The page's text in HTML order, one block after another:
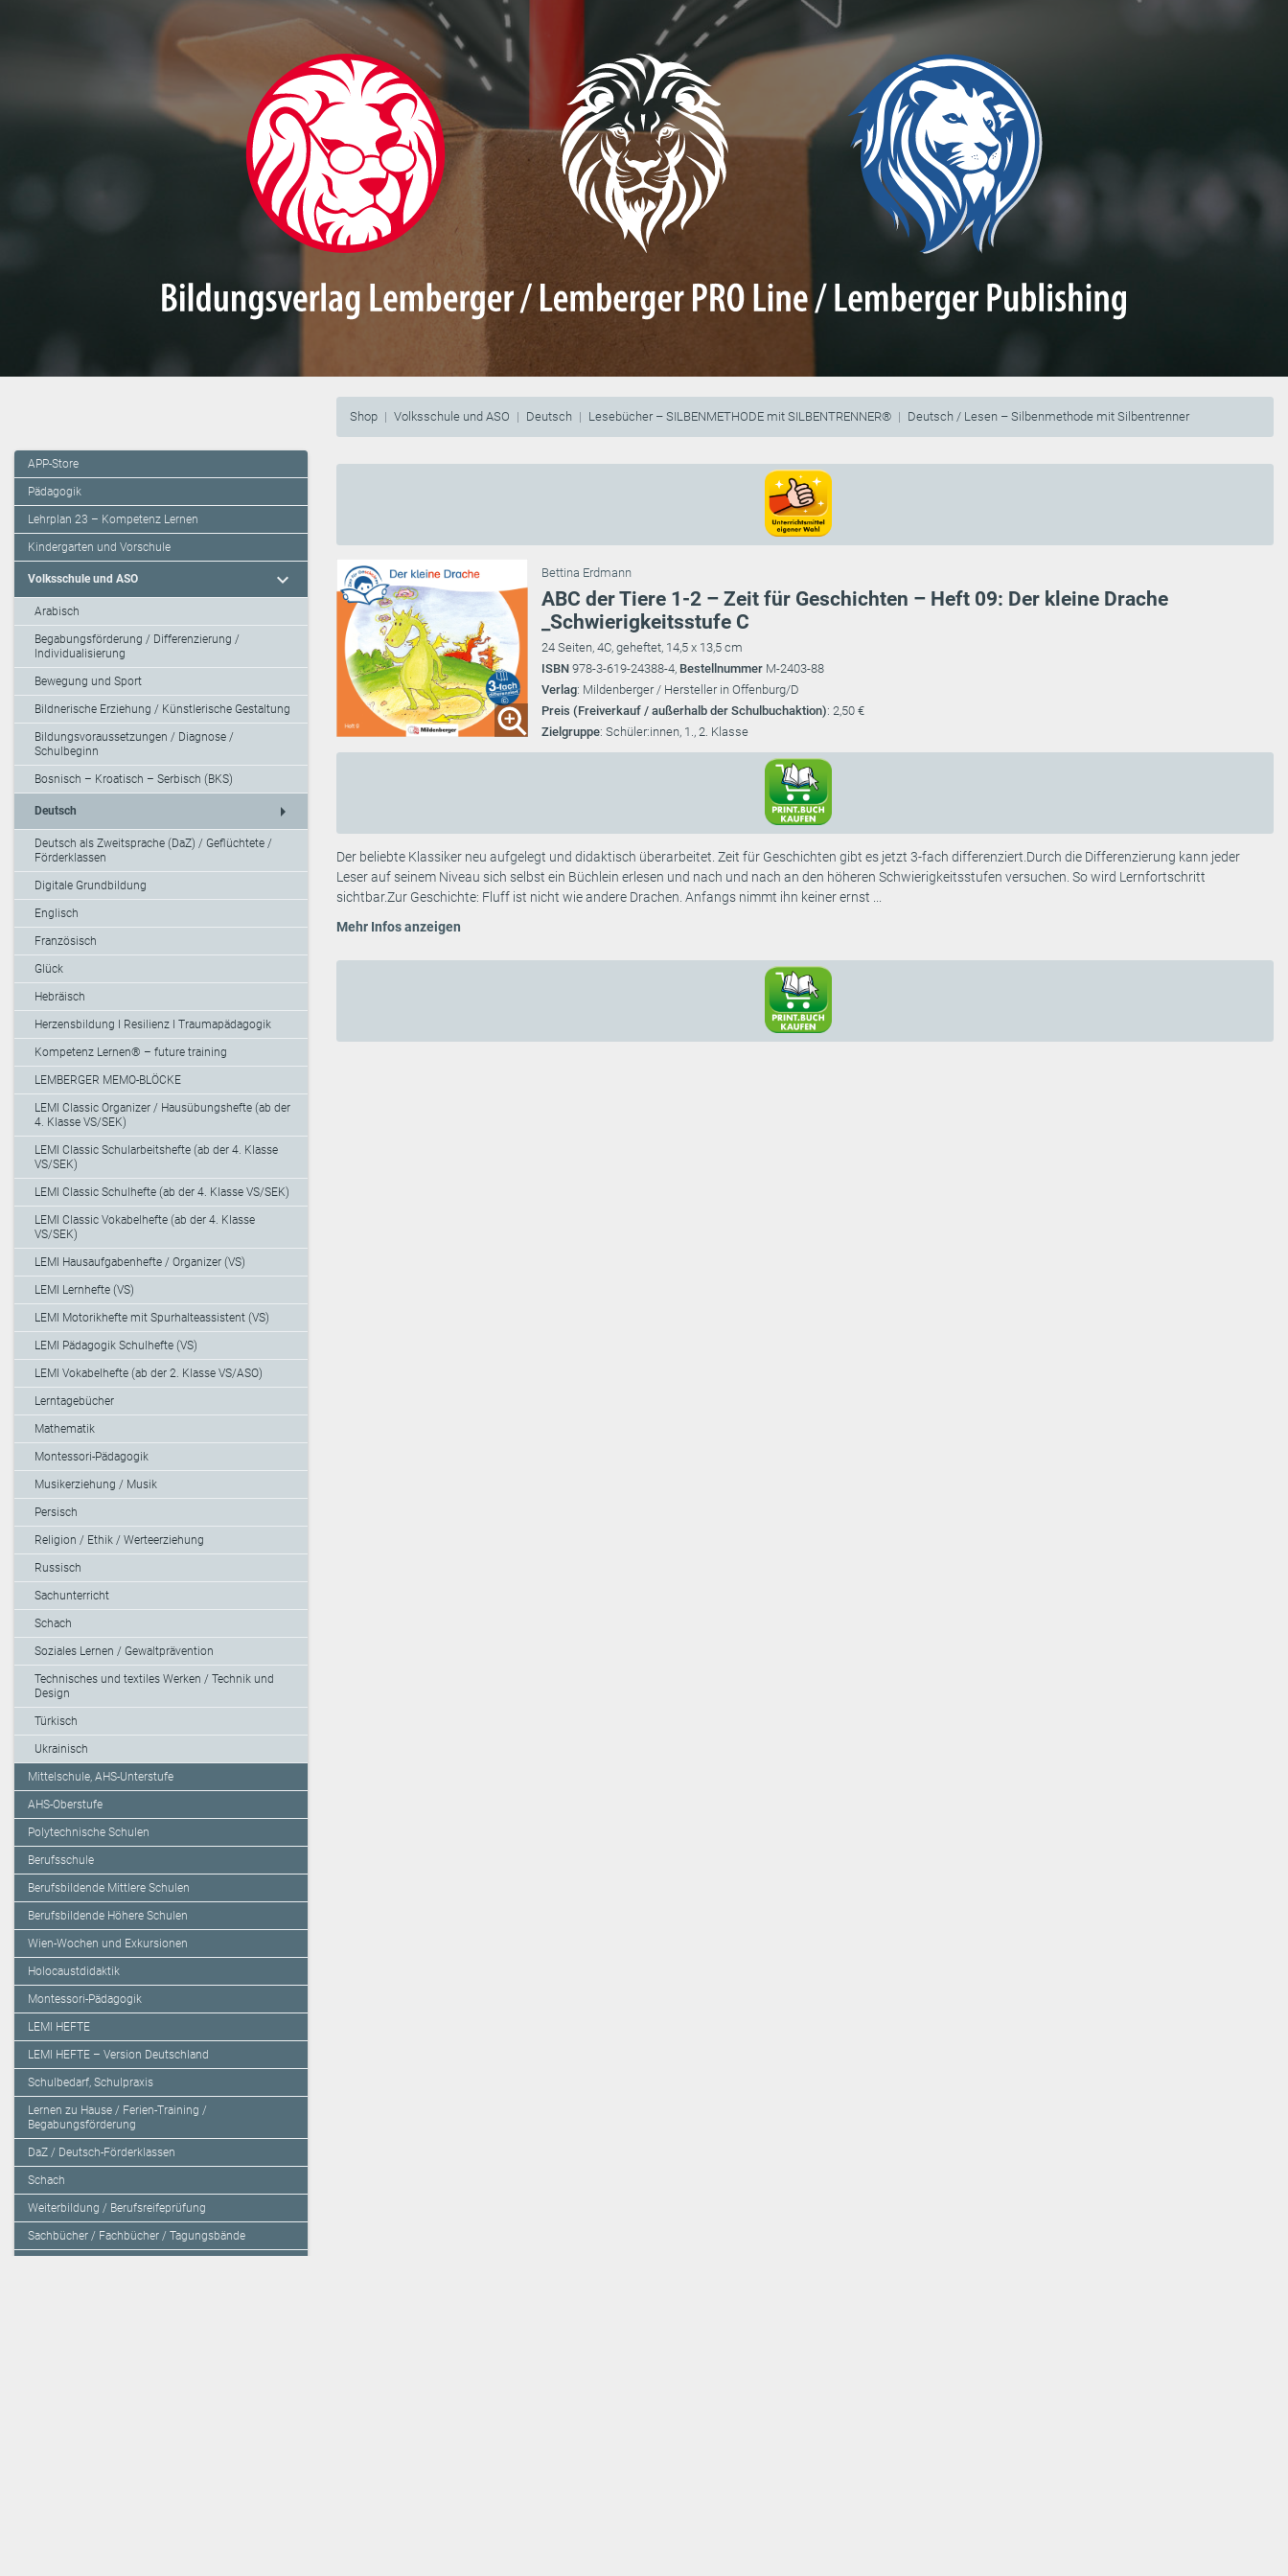
Shop Volksschule und ASO Deutsch Lesebücher – SILBENMETHODE mit SILBENTRENNER® Deutsch / Lesen – Silbenmethode mit Silbentrenner
APP-Store
Pädagogik
Lehrplan 23 – Kompetenz Lernen
Kindergarten und Vorschule
Volksschule und ASO expand_more
Arabisch
Begabungsförderung / Differenzierung /
Individualisierung
Bewegung und Sport
Bildnerische Erziehung / Künstlerische Gestaltung
Bildungsvoraussetzungen / Diagnose /
Schulbeginn
Bosnisch – Kroatisch – Serbisch (BKS)
Deutsch arrow_right
Deutsch als Zweitsprache (DaZ) / Geflüchtete /
Förderklassen
Digitale Grundbildung
Englisch
Französisch
Glück
Hebräisch
Herzensbildung I Resilienz I Traumapädagogik
Kompetenz Lernen® – future training
LEMBERGER MEMO-BLÖCKE
LEMI Classic Organizer / Hausübungshefte (ab der
4. Klasse VS/SEK)
LEMI Classic Schularbeitshefte (ab der 4. Klasse
VS/SEK)
LEMI Classic Schulhefte (ab der 4. Klasse VS/SEK)
LEMI Classic Vokabelhefte (ab der 4. Klasse
VS/SEK)
LEMI Hausaufgabenhefte / Organizer (VS)
LEMI Lernhefte (VS)
LEMI Motorikhefte mit Spurhalteassistent (VS)
LEMI Pädagogik Schulhefte (VS)
LEMI Vokabelhefte (ab der 2. Klasse VS/ASO)
Lerntagebücher
Mathematik
Montessori-Pädagogik
Musikerziehung / Musik
Persisch
Religion / Ethik / Werteerziehung
Russisch
Sachunterricht
Schach
Soziales Lernen / Gewaltprävention
Technisches und textiles Werken / Technik und
Design
Türkisch
Ukrainisch
Mittelschule, AHS-Unterstufe
AHS-Oberstufe
Polytechnische Schulen
Berufsschule
Berufsbildende Mittlere Schulen
Berufsbildende Höhere Schulen
Wien-Wochen und Exkursionen
Holocaustdidaktik
Montessori-Pädagogik
LEMI HEFTE
LEMI HEFTE – Version Deutschland
Schulbedarf, Schulpraxis
Lernen zu Hause / Ferien-Training /
Begabungsförderung
DaZ / Deutsch-Förderklassen
Schach
Weiterbildung / Berufsreifeprüfung
Sachbücher / Fachbücher / Tagungsbände
Bettina Erdmann
ABC der Tiere 1-2 – Zeit für Geschichten – Heft 09: Der kleine Drache
_Schwierigkeitsstufe C
24 Seiten, 4C, geheftet, 14,5 x 13,5 cm
ISBN 978-3-619-24388-4, Bestellnummer M-2403-88
Verlag: Mildenberger / Hersteller in Offenburg/D
Preis (Freiverkauf / außerhalb der Schulbuchaktion): 2,50 €
Zielgruppe: Schüler:innen, 1., 2. Klasse
Der beliebte Klassiker neu aufgelegt und didaktisch überarbeitet. Zeit für Geschichten gibt es jetzt 3-fach differenziert.Durch die Differenzierung kann jeder
Leser auf seinem Niveau sich selbst ein Büchlein erlesen und nach und nach an den höheren Schwierigkeitsstufen versuchen. So wird Lernfortschritt
sichtbar.Zur Geschichte: Fluff ist nicht wie andere Drachen. Anfangs nimmt ihn keiner ernst ...
Mehr Infos anzeigen